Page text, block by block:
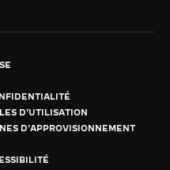
D'UTILISATION
D'APPROVISIONNEMENT